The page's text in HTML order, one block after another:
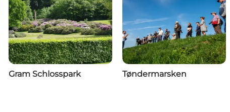
Gram Schlosspark Tøndermarsken